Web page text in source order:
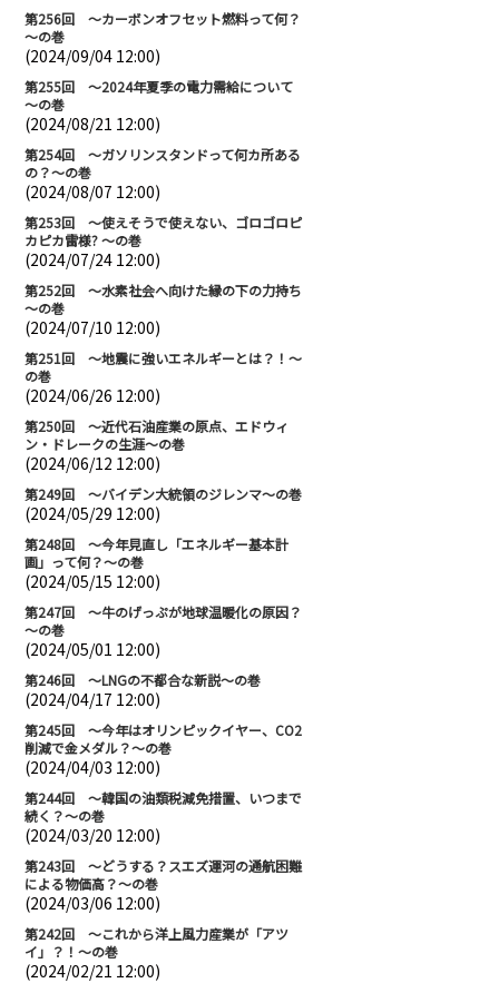
第256回 ～カーボンオフセット燃料って何？
～の巻
(2024/09/04 12:00)
第255回 ～2024年夏季の電力需給について
～の巻
(2024/08/21 12:00)
第254回 ～ガソリンスタンドって何カ所ある
の？～の巻
(2024/08/07 12:00)
第253回 ～使えそうで使えない、ゴロゴロピ
カピカ雷様? ～の巻
(2024/07/24 12:00)
第252回 ～水素社会へ向けた縁の下の力持ち
～の巻
(2024/07/10 12:00)
第251回 ～地震に強いエネルギーとは？！～
の巻
(2024/06/26 12:00)
第250回 ～近代石油産業の原点、エドウィ
ン・ドレークの生涯～の巻
(2024/06/12 12:00)
第249回 ～バイデン大統領のジレンマ～の巻
(2024/05/29 12:00)
第248回 ～今年見直し「エネルギー基本計
画」って何？～の巻
(2024/05/15 12:00)
第247回 ～牛のげっぷが地球温暖化の原因？
～の巻
(2024/05/01 12:00)
第246回 ～LNGの不都合な新説～の巻
(2024/04/17 12:00)
第245回 ～今年はオリンピックイヤー、CO2
削減で金メダル？～の巻
(2024/04/03 12:00)
第244回 ～韓国の油類税減免措置、いつまで
続く？～の巻
(2024/03/20 12:00)
第243回 ～どうする？スエズ運河の通航困難
による物価高？～の巻
(2024/03/06 12:00)
第242回 ～これから洋上風力産業が「アツ
イ」？！～の巻
(2024/02/21 12:00)